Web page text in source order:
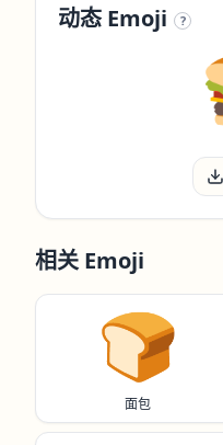
动态 Emoji ?
相关 Emoji
🍞
面包